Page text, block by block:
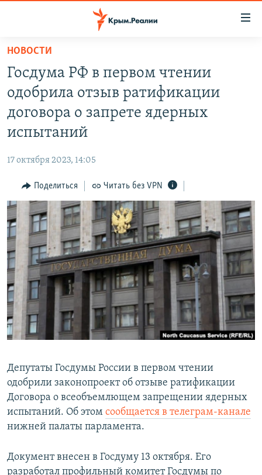
Вернуться
основному
содержанию
Вернутся
главной
Вернутся
поиску
СПЕЦПРОЕКТЫ
КАРТА ВОЕННЫХ ОБЪЕКТОВ КРЫМА
ИНТЕРАКТИВ
ИНФОГРАФИКА
ТЕЛЕПРОЕКТ КРЫМ.РЕАЛИИ
СОВЕТЫ ПРАВОЗАЩИТНИКОВ
ПРОПАВШИЕ БЕЗ ВЕСТИ
ПОБЕДИТЕЛЕЙ НЕ СУДЯТ?
КРЫМ.НЕПОКОРЕННЫЙ
ELIFBE
УКРАИНСКАЯ ПРОБЛЕМА КРЫМА
РАДІО СВОБОДА
КАК ОБОЙТИ БЛОКИРОВКУ
Українською
Qırımtatar
ПРИСОЕДИНЯЙТЕСЬ!
НОВОСТИ
Госдума РФ в первом чтении
одобрила отзыв ратификации
договора о запрете ядерных
испытаний
17 октября 2023, 14:05
Поделиться Читать без VPN
Депутаты Госдумы России в первом чтении
одобрили законопроект об отзыве ратификации
Договора о всеобъемлющем запрещении ядерных
испытаний. Об этом сообщается в телеграм-канале
нижней палаты парламента.
Документ внесен в Госдуму 13 октября. Его
разработал профильный комитет Госдумы по